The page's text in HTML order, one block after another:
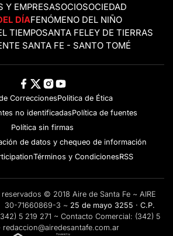
Y EMPRESASOCIOSOCIEDAD
DÍAFENÓMENO DEL NIÑO
TIEMPOSANTA FELEY DE TIERRAS
SANTA FE - SANTO TOMÉ
CorreccionesPolitica de Ética
no identificadasPolítica de fuentes
Política sin firmas
de datos y chequeo de información
Términos y CondicionesRSS
© 2018 Aire de Santa Fe ~ AIRE
30-71660869-3 ~ 25 de mayo 3255 · C.P.
5 219 271 ~ Contacto Comercial: (342) 5
redaccion@airedesantafe.com.ar